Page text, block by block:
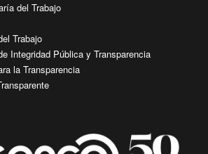
del Trabajo
Trabajo
Integridad Pública y Transparencia
la Transparencia